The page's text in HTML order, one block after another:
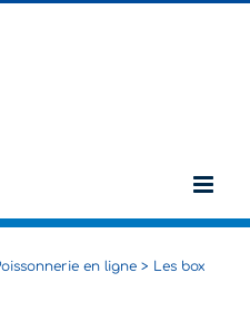
en ligne Les box